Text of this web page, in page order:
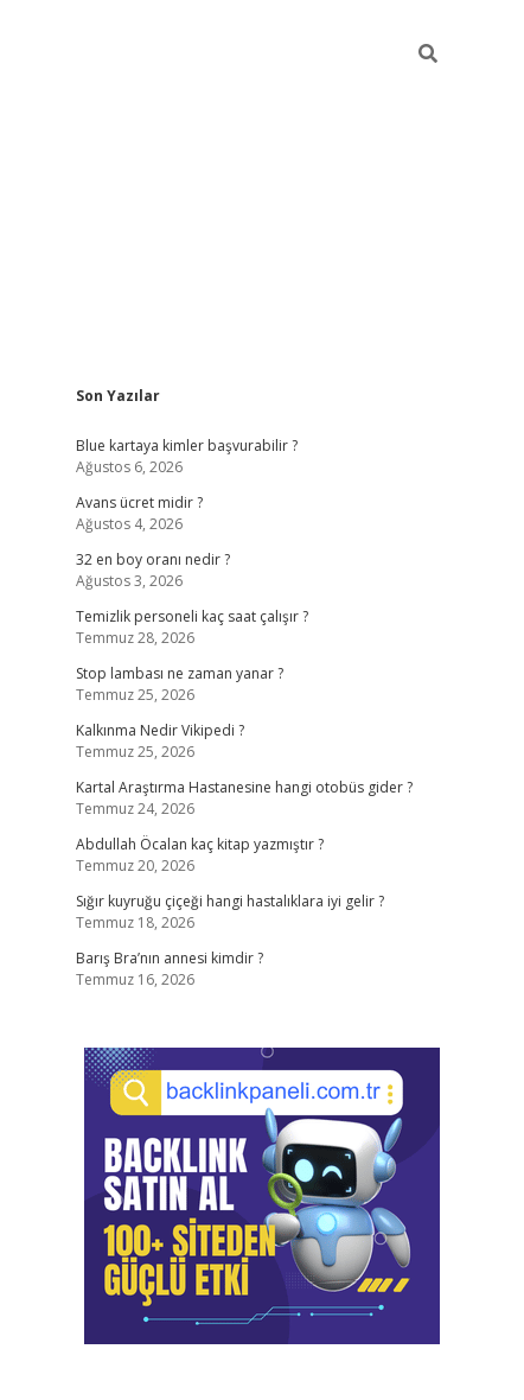
Sidebar
Son Yazılar
Blue kartaya kimler başvurabilir ?
Ağustos 6, 2026
Avans ücret midir ?
Ağustos 4, 2026
32 en boy oranı nedir ?
Ağustos 3, 2026
Temizlik personeli kaç saat çalışır ?
Temmuz 28, 2026
Stop lambası ne zaman yanar ?
Temmuz 25, 2026
Kalkınma Nedir Vikipedi ?
Temmuz 25, 2026
Kartal Araştırma Hastanesine hangi otobüs gider ?
Temmuz 24, 2026
Abdullah Öcalan kaç kitap yazmıştır ?
Temmuz 20, 2026
Sığır kuyruğu çiçeği hangi hastalıklara iyi gelir ?
Temmuz 18, 2026
Barış Bra’nın annesi kimdir ?
Temmuz 16, 2026